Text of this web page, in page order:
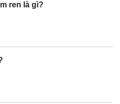
ren là gì?